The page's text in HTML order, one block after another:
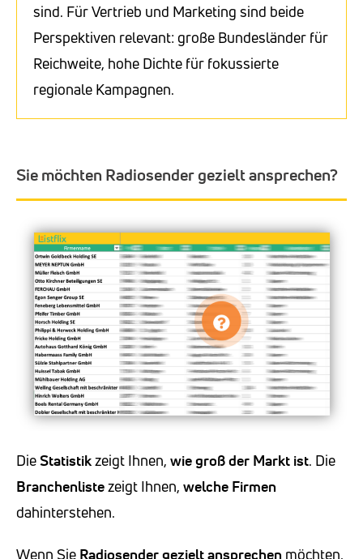
sind. Für Vertrieb und Marketing sind beide
Perspektiven relevant: große Bundesländer für
Reichweite, hohe Dichte für fokussierte
regionale Kampagnen.
Sie möchten Radiosender gezielt ansprechen?
DieStatistikzeigt Ihnen, wie groß der Markt ist. Die
Branchenlistezeigt Ihnen, welche Firmen
dahinterstehen.
Wenn Sie Radiosendergezielt ansprechen möchten,